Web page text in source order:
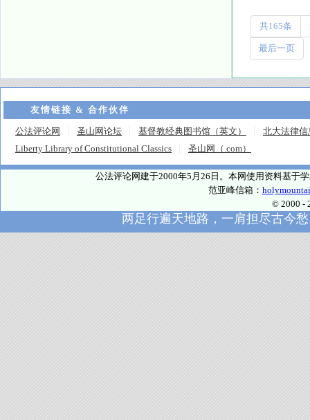
共165条
最后一页
友情链接 & 合作伙伴
公法评论网 圣山网论坛 基督教经典图书馆（英文）
北大法律信
Liberty Library of Constitutional Classics
圣山网（.com）
公法评论网建于2000年5月26日。本网使用资料基于
范亚峰信箱：
© 2000 -
两足行遍天地路，一肩担尽古今